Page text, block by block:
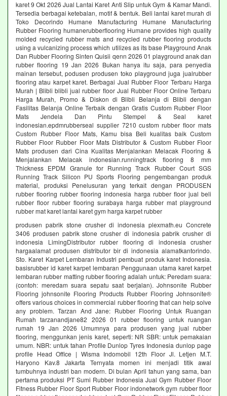
karet 9 Okt 2026 Jual Lantai Karet Anti Slip untuk Gym & Kamar Mandi.
Tersedia berbagai ketebalan, motif & bentuk. Beli lantai karet murah di
Toko Decorindo Humane Manufacturing Humane Manufacturing
Rubber Flooring humanerubberflooring Humane provides high quality
molded recycled rubber mats and recycled rubber flooring products
using a vulcanizing process which utilizes as its base Playground Anak
Dan Rubber Flooring Sinten Quisii qenn 2026 01 playground anak dan
rubber flooring 19 Jan 2026 Bukan hanya itu saja, para penyedia
mainan tersebut, podusen produsen toko playground juga jualrubber
flooring atau karpet karet. Berbagai Jual Rubber Floor Terbaru Harga
Murah | Blibli blibli jual rubber floor Jual Rubber Floor Online Terbaru
Harga Murah, Promo & Diskon di Blibli Belanja di Blibli dengan
Fasilitas Belanja Online Terbaik dengan Gratis Custom Rubber Floor
Mats Jendela Dan Pintu Stempel & Seal karet
indonesian.epdmrubberseal supplier 7210 custom rubber floor mats
Custom Rubber Floor Mats, Kamu bisa Beli kualitas baik Custom
Rubber Floor Rubber Floor Mats Distributor & Custom Rubber Floor
Mats produsen dari Cina Kualitas Menjalankan Melacak Flooring &
Menjalankan Melacak indonesian.runningtrack flooring 8 mm
Thickness EPDM Granule for Running Track Rubber Court SGS
Running Track Silicon PU Sports Flooring pengembangan produk
material, produksi Penelusuran yang terkait dengan PRODUSEN
rubber flooring rubber flooring indonesia harga rubber floor jual beli
rubber floor rubber flooring surabaya harga rubber mat playground
rubber mat karet lantai karet gym harga karpet rubber
produsen pabrik stone crusher di indonesia plexmath.eu Concrete
3406 produsen pabrik stone crusher di indonesia pabrik crusher di
indonesia LimingDistributor rubber flooring di indonesia crusher
hargaalamat produsen distributor bir di indonesia alamatkantorindo.
Sto. Karet Karpet Lembaran Industri pembuat produk karet Indonesia.
basisrubber id karet karpet lembaran Penggunaan utama karet karpet
lembaran rubber matting rubber flooring adalah untuk: Peredam suara:
(contoh: meredam suara sepatu saat berjalan). Johnsonite Rubber
Flooring johnsonite Flooring Products Rubber Flooring Johnsonite®
offers various choices in commercial rubber flooring that can help solve
any problem. Tarzan And Jane: Rubber Flooring Untuk Ruangan
Rumah tarzanandjane82 2026 01 rubber flooring untuk ruangan
rumah 19 Jan 2026 Umumnya para produsen yang jual rubber
flooring, menggunkan jenis karet, seperti: NR SBR: untuk pemakaian
umum. NBR: untuk tahan Profile Dunlop Tyres Indonesia dunlop page
profile Head Office | Wisma Indomobil 12th Floor Jl. Letjen M.T.
Haryono Kav.8 Jakarta Ternyata momen ini menjadi titik awal
tumbuhnya industri ban modern. Di bulan April tahun yang sama, ban
pertama produksi PT Sumi Rubber Indonesia Jual Gym Rubber Floor
Fitness Rubber Floor Sport Rubber Floor indonetwork gym rubber floor